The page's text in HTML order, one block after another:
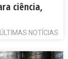
ciência,
ÚLTIMAS NOTÍCIAS